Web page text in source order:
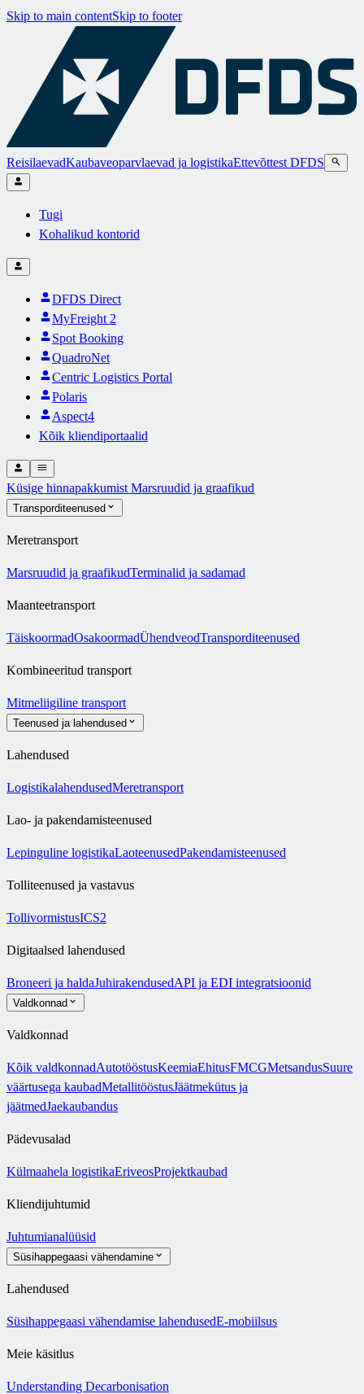
Skip to main contentSkip to footer
ReisilaevadKaubaveoparvlaevad ja logistikaEttevõttest DFDS
Tugi
Kohalikud kontorid
DFDS Direct
MyFreight 2
Spot Booking
QuadroNet
Centric Logistics Portal
Polaris
Aspect4
Kõik kliendiportaalid
Küsige hinnapakkumist Marsruudid ja graafikud
Transporditeenused
Meretransport
Marsruudid ja graafikudTerminalid ja sadamad
Maanteetransport
TäiskoormadOsakoormadÜhendveodTransporditeenused
Kombineeritud transport
Mitmeliigiline transport
Teenused ja lahendused
Lahendused
LogistikalahendusedMeretransport
Lao- ja pakendamisteenused
Lepinguline logistikaLaoteenusedPakendamisteenused
Tolliteenused ja vastavus
TollivormistusICS2
Digitaalsed lahendused
Broneeri ja haldaJuhirakendusedAPI ja EDI integratsioonid
Valdkonnad
Valdkonnad
Kõik valdkonnadAutotööstusKeemiaEhitusFMCGMetsandusSuure
väärtusega kaubadMetallitööstusJäätmekütus ja
jäätmedJaekaubandus
Pädevusalad
Külmaahela logistikaEriveosProjektkaubad
Kliendijuhtumid
Juhtumianalüüsid
Süsihappegaasi vähendamine
Lahendused
Süsihappegaasi vähendamise lahendusedE-mobiilsus
Meie käsitlus
Understanding Decarbonisation